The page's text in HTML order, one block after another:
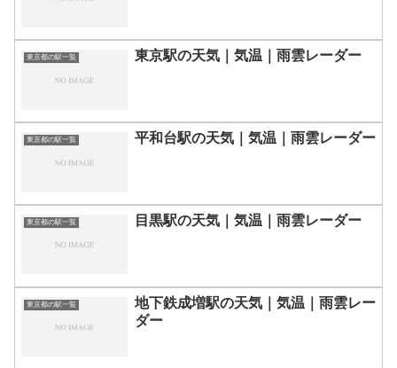
東京都の駅一覧 東京駅の天気｜気温｜雨雲レーダー
東京都の駅一覧 平和台駅の天気｜気温｜雨雲レーダー
東京都の駅一覧 目黒駅の天気｜気温｜雨雲レーダー
東京都の駅一覧
地下鉄成増駅の天気｜気温｜雨雲レー
ダー